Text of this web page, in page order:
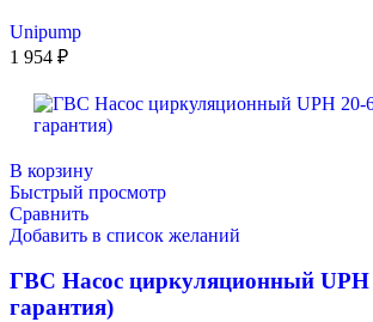
Unipump
1 954 ₽
В корзину
Быстрый просмотр
Сравнить
Добавить в список желаний
ГВС Насос циркуляционный UPН
гарантия)